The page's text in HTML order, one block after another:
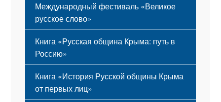
Международный фестиваль «Великое
русское слово»
Книга «Русская община Крыма: путь в
Россию»
Книга «История Русской общины Крыма
от первых лиц»